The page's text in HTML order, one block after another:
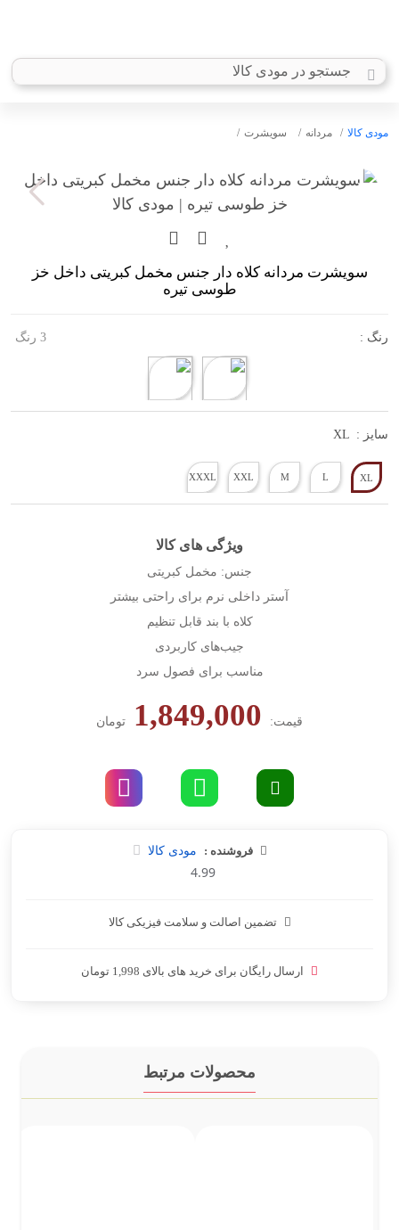
مودی کالا مردانه سویشرت
سویشرت مردانه کلاه دار جنس مخمل کبریتی داخل خز
طوسی تیره
رنگ : 3 رنگ
سایز : XL
XL
L
M
XXL
XXXL
ویژگی های کالا
جنس: مخمل کبریتی
آستر داخلی نرم برای راحتی بیشتر
کلاه با بند قابل تنظیم
جیب‌های کاربردی
مناسب برای فصول سرد
قیمت: تومان
فروشنده : مودی کالا
4.99
تضمین اصالت و سلامت فیزیکی کالا
ارسال رایگان برای خرید های بالای 1,998 تومان
محصولات مرتبط